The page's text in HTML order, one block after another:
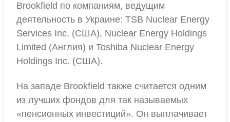
Brookfield по компаниям, ведущим
деятельность в Украине: TSB Nuclear Energy
Services Inc. (США), Nuclear Energy Holdings
Limited (Англия) и Toshiba Nuclear Energy
Holdings Inc. (США).
На западе Brookfield также считается одним
из лучших фондов для так называемых
«пенсионных инвестиций». Он выплачивает